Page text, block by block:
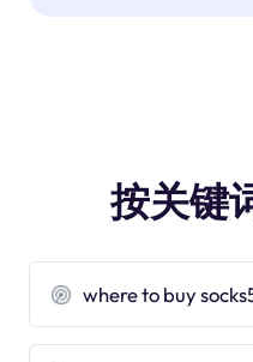
按关键
where to buy